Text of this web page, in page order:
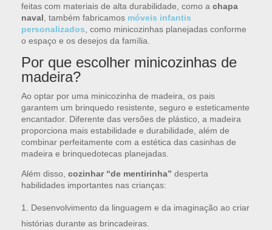
feitas com materiais de alta durabilidade, como a chapa
naval , também fabricamos móveis infantis
personalizados , como minicozinhas planejadas conforme
o espaço e os desejos da família.
Por que escolher minicozinhas de
madeira?
Ao optar por uma minicozinha de madeira, os pais
garantem um brinquedo resistente, seguro e esteticamente
encantador. Diferente das versões de plástico, a madeira
proporciona mais estabilidade e durabilidade, além de
combinar perfeitamente com a estética das casinhas de
madeira e brinquedotecas planejadas.
Além disso, cozinhar “de mentirinha” desperta
habilidades importantes nas crianças:
Desenvolvimento da linguagem e da imaginação ao criar
histórias durante as brincadeiras.